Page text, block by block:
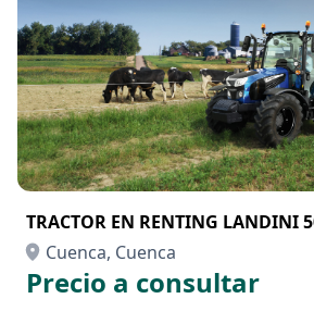
TRACTOR EN RENTING LANDINI
Cuenca, Cuenca
Precio a consultar